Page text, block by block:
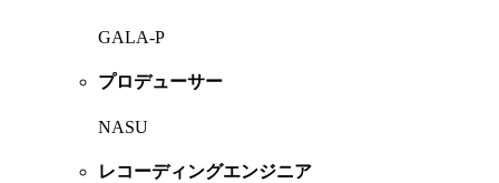
GALA-P
プロデューサー
NASU
レコーディングエンジニア